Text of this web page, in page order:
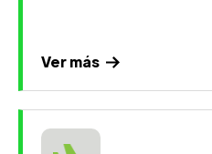
Ver más